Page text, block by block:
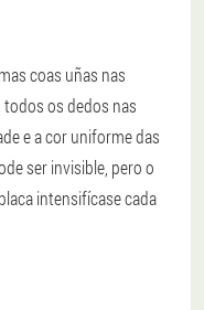
coas uñas nas
os dedos nas
e a cor uniforme das
ser invisible, pero o
intensifícase cada